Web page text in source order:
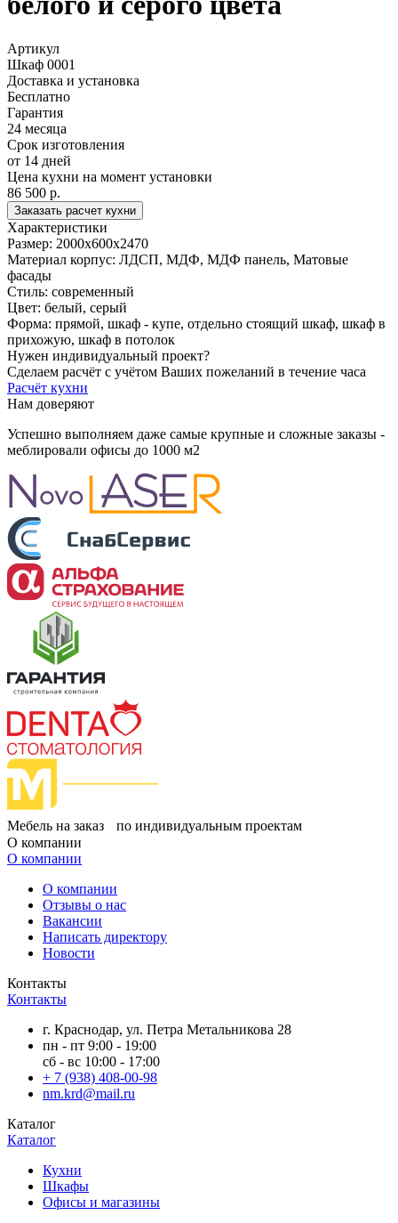
Артикул
Шкаф 0001
Доставка и установка
Бесплатно
Гарантия
24 месяца
Срок изготовления
от 14 дней
Цена кухни на момент установки
86 500 р.
Заказать расчет кухни
Характеристики
Размер: 2000x600x2470
Материал корпус: ЛДСП, МДФ, МДФ панель, Матовые
фасады
Стиль: современный
Цвет: белый, серый
Форма: прямой, шкаф - купе, отдельно стоящий шкаф, шкаф в
прихожую, шкаф в потолок
Нужен индивидуальный проект?
Сделаем расчёт с учётом Ваших пожеланий в течение часа
Расчёт кухни
Нам доверяют
Успешно выполняем даже самые крупные и сложные заказы -
меблировали офисы до 1000 м2
Мебель на заказ по индивидуальным проектам
О компании
О компании
О компании
Отзывы о нас
Вакансии
Написать директору
Новости
Контакты
Контакты
г. Краснодар, ул. Петра Метальникова 28
пн - пт 9:00 - 19:00
сб - вс 10:00 - 17:00
+ 7 (938) 408-00-98
nm.krd@mail.ru
Каталог
Каталог
Кухни
Шкафы
Офисы и магазины